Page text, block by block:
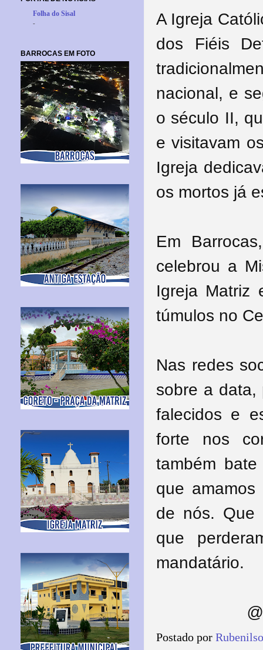
A Igreja
dos Fiéis
nacional, e
o século II,
e visitavam
Igreja
os mortos já
Em
celebrou a
Igreja Matriz
túmulos no
Nas redes
sobre a data,
falecidos e
forte nos
também
que
de nós. Que
que
mandatário.
Postado por
Folha do Sisal
-
BARROCAS EM FOTO